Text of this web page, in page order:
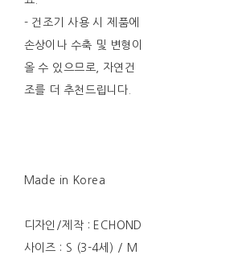
- 건조기 사용 시 제품에
손상이나 수축 및 변형이
올 수 있으므로, 자연건
조를 더 추천드립니다.
Made in Korea
디자인/제작 : ECHOND
사이즈 : S (3-4세) / M